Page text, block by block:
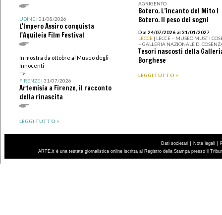
UDINE| 01/08/2026
L'Impero Assiro conquista
l'Aquileia Film Festival
In mostra da ottobre al Museo degli
Innocenti
">
FIRENZE| 31/07/2026
Artemisia a Firenze, il racconto
della rinascita
LEGGI TUTTO >
AGRIGENTO
Botero. L’incanto del Mito I
Botero. Il peso dei sogni
Dal 24/07/2026 al 31/01/2027
LECCE | LECCE – MUSEO MUST I
– GALLERIA NAZIONALE DI
Tesori nascosti della
Borghese
LEGGI TUTTO >
Dati societari Note legali
ARTE.it è una testata giornalistica online iscritta al Registro della Stampa presso il